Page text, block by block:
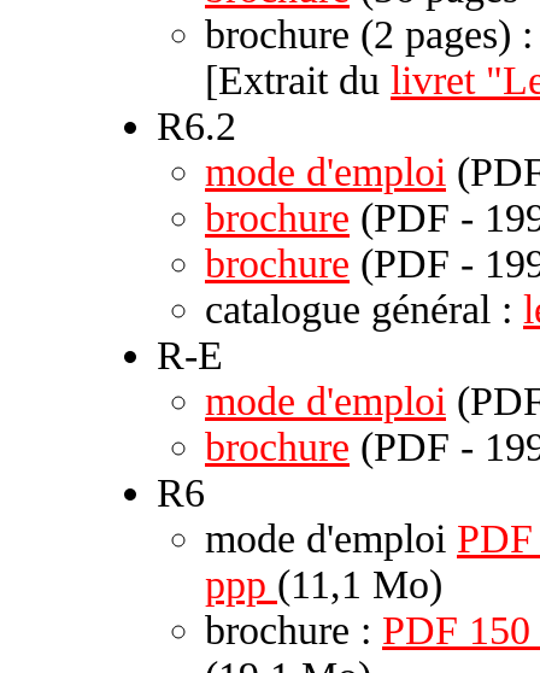
brochure (2 pages)
[Extrait du livret
R6.2
mode d'emploi
brochure (PDF -
brochure (PDF -
catalogue général :
R-E
mode d'emploi
brochure (PDF -
R6
mode d'emploi
ppp (11,1 Mo)
brochure : PDF 150